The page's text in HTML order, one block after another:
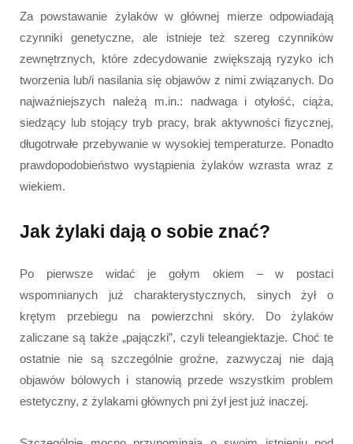
Za powstawanie żylaków w głównej mierze odpowiadają
czynniki genetyczne, ale istnieje też szereg czynników
zewnętrznych, które zdecydowanie zwiększają ryzyko ich
tworzenia lub/i nasilania się objawów z nimi związanych. Do
najważniejszych należą m.in.: nadwaga i otyłość, ciąża,
siedzący lub stojący tryb pracy, brak aktywności fizycznej,
długotrwałe przebywanie w wysokiej temperaturze. Ponadto
prawdopodobieństwo wystąpienia żylaków wzrasta wraz z
wiekiem.
Jak żylaki dają o sobie znać?
Po pierwsze widać je gołym okiem – w postaci
wspomnianych już charakterystycznych, sinych żył o
krętym przebiegu na powierzchni skóry. Do żylaków
zaliczane są także „pajączki”, czyli teleangiektazje. Choć te
ostatnie nie są szczególnie groźne, zazwyczaj nie dają
objawów bólowych i stanowią przede wszystkim problem
estetyczny, z żylakami głównych pni żył jest już inaczej.